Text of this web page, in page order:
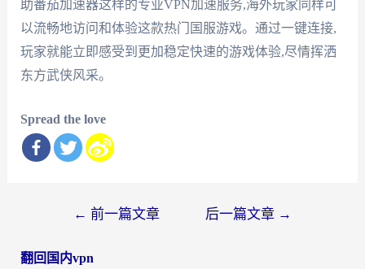
助番茄加速器这样的专业VPN加速服务,海外玩家同样可
以流畅地访问和体验这款热门国服游戏。通过一键连接,
玩家就能立即感受到更加稳定快速的游戏体验,尽情挥洒
东方武侠风采。
Spread the love
导
← 前一篇文章 后一篇文章 →
翻回国内vpn